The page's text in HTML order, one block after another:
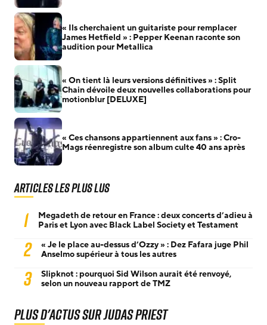
« Ils cherchaient un guitariste pour remplacer
James Hetfield » : Pepper Keenan raconte son
audition pour Metallica
« On tient là leurs versions définitives » : Split
Chain dévoile deux nouvelles collaborations pour
motionblur [DELUXE]
« Ces chansons appartiennent aux fans » : Cro-
Mags réenregistre son album culte 40 ans après
Articles les plus lus
1
Megadeth de retour en France : deux concerts d’adieu à
Paris et Lyon avec Black Label Society et Testament
2
« Je le place au-dessus d’Ozzy » : Dez Fafara juge Phil
Anselmo supérieur à tous les autres
3
Slipknot : pourquoi Sid Wilson aurait été renvoyé,
selon un nouveau rapport de TMZ
Plus d'actus sur Judas Priest